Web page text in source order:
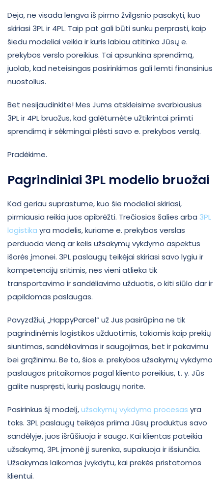
Deja, ne visada lengva iš pirmo žvilgsnio pasakyti, kuo
skiriasi 3PL ir 4PL. Taip pat gali būti sunku perprasti, kaip
šiedu modeliai veikia ir kuris labiau atitinka Jūsų e.
prekybos verslo poreikius. Tai apsunkina sprendimą,
juolab, kad neteisingas pasirinkimas gali lemti finansinius
nuostolius.
Bet nesijaudinkite! Mes Jums atskleisime svarbiausius
3PL ir 4PL bruožus, kad galėtumėte užtikrintai priimti
sprendimą ir sėkmingai plėsti savo e. prekybos verslą.
Pradėkime.
Pagrindiniai 3PL modelio bruožai
Kad geriau suprastume, kuo šie modeliai skiriasi,
pirmiausia reikia juos apibrėžti. Trečiosios šalies arba 3PL
logistika yra modelis, kuriame e. prekybos verslas
perduoda vieną ar kelis užsakymų vykdymo aspektus
išorės įmonei. 3PL paslaugų teikėjai skiriasi savo lygiu ir
kompetencijų sritimis, nes vieni atlieka tik
transportavimo ir sandėliavimo užduotis, o kiti siūlo dar ir
papildomas paslaugas.
Pavyzdžiui, „HappyParcel“ už Jus pasirūpina ne tik
pagrindinėmis logistikos užduotimis, tokiomis kaip prekių
siuntimas, sandėliavimas ir saugojimas, bet ir pakavimu
bei grąžinimu. Be to, šios e. prekybos užsakymų vykdymo
paslaugos pritaikomos pagal kliento poreikius, t. y. Jūs
galite nuspręsti, kurių paslaugų norite.
Pasirinkus šį modelį,užsakymų vykdymo procesas yra
toks. 3PL paslaugų teikėjas priima Jūsų produktus savo
sandėlyje, juos išrūšiuoja ir saugo. Kai klientas pateikia
užsakymą, 3PL įmonė jį surenka, supakuoja ir išsiunčia.
Užsakymas laikomas įvykdytu, kai prekės pristatomos
klientui.